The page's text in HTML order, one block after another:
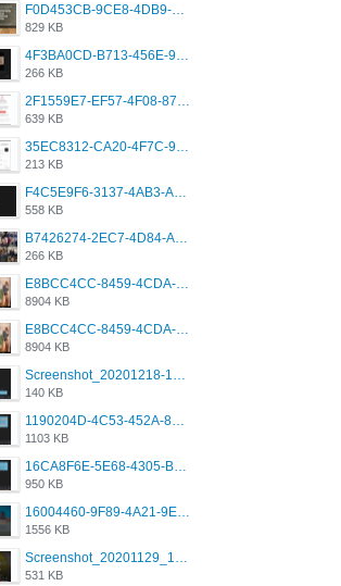
F0D453CB-9CE8-4DB9-9EFD-553B1D2FEBB1.jpeg
829 KB
4F3BA0CD-B713-456E-9DBC-814C6D19D607.jpeg
266 KB
2F1559E7-EF57-4F08-87CC-206D9E00BEC6.png
639 KB
35EC8312-CA20-4F7C-99E5-F1CC04EE8355.jpeg
213 KB
F4C5E9F6-3137-4AB3-A09A-56EE746D2B26.png
558 KB
B7426274-2EC7-4D84-A2E1-0DD49E679BD8.jpeg
266 KB
E8BCC4CC-8459-4CDA-B6E7-8DFB52A46E78.png
8904 KB
E8BCC4CC-8459-4CDA-B6E7-8DFB52A46E78.png
8904 KB
Screenshot_20201218-185122_Grindr.jpg
140 KB
1190204D-4C53-452A-8A31-99534EC38FF8.png
1103 KB
16CA8F6E-5E68-4305-B0FA-1AE58119E639.png
950 KB
16004460-9F89-4A21-9E77-F96C26D4F695.png
1556 KB
Screenshot_20201129_194344_com.grindrapp.android.jpg
531 KB